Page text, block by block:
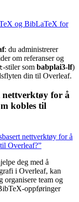
og BibLaTeX for
: du administrerer
om referanser og
-stiler som babplai3-lf)
din til Overleaf.
nettverktøy for å
kobles til
nettverktøy for å
Overleaf?”
deg med å
i Overleaf, kan
team og
oppføringer